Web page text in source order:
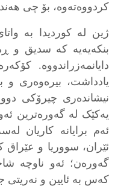
کردووەتەوە، بۆ چی
بنکەیەیە کە سدیق و
دایانمەزراندووە.
نیشاندەری چیرۆکی
یەکێک لە گەورەترین ئەو
ئەم برایانە کاریان
ئێران، سووریا و عێراق
کەس بە ئایین و نەریتی